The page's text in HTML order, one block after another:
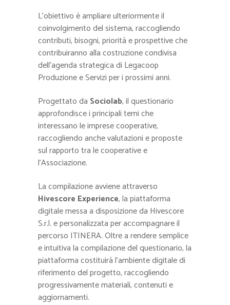
L’obiettivo è ampliare ulteriormente il
coinvolgimento del sistema, raccogliendo
contributi, bisogni, priorità e prospettive che
contribuiranno alla costruzione condivisa
dell’agenda strategica di Legacoop
Produzione e Servizi per i prossimi anni.
Progettato da Sociolab, il questionario
approfondisce i principali temi che
interessano le imprese cooperative,
raccogliendo anche valutazioni e proposte
sul rapporto tra le cooperative e
l’Associazione.
La compilazione avviene attraverso
Hivescore Experience, la piattaforma
digitale messa a disposizione da Hivescore
S.r.l. e personalizzata per accompagnare il
percorso ITINERA. Oltre a rendere semplice
e intuitiva la compilazione del questionario, la
piattaforma costituirà l’ambiente digitale di
riferimento del progetto, raccogliendo
progressivamente materiali, contenuti e
aggiornamenti.